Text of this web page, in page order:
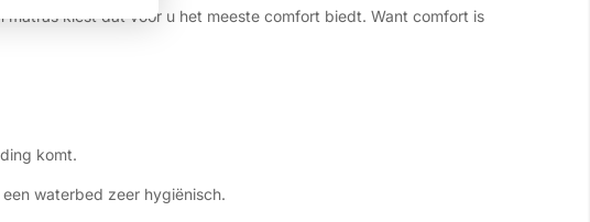
kiest dat voor u het meeste comfort biedt. Want comfort is
komt.
waterbed zeer hygiënisch.